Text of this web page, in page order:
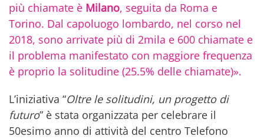
più chiamate è Milano, seguita da Roma e
Torino. Dal capoluogo lombardo, nel corso nel
2018, sono arrivate più di 2mila e 600 chiamate e
il problema manifestato con maggiore frequenza
è proprio la solitudine (25.5% delle chiamate)».
L’iniziativa “Oltre le solitudini, un progetto di
futuro” è stata organizzata per celebrare il
50esimo anno di attività del centro Telefono